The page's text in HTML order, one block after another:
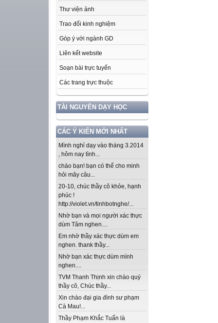
Thư viện ảnh
Trao đổi kinh nghiệm
Góp ý với ngành GD
Liên kết website
Soạn bài trực tuyến
Các trang trực thuộc
TÀI NGUYÊN DẠY HỌC
CÁC Ý KIẾN MỚI NHẤT
Mình nghỉ dạy vào tháng 3.2014
, hôm nay tình...
chào bạn! bạn có thể cho minh
hỏi mây câu...
20-10, chúc thầy cô khỏe, hạnh
phúc !
http://violet.vn/tinhbotnghe/...
Nhờ bạn và mọi người xác thực
dùm Tâm nghen....
Em nhờ thầy xác thực dùm em
nghen. thank thầy...
Nhờ bạn xác thực dùm mình
nghen....
TVM Thanh Thịnh xin chào quý
thầy cô, Chúc thầy...
Xin chào đại gia đình sư phạm
Cà Mau!...
Thầy Phạm Khắc Tuấn là